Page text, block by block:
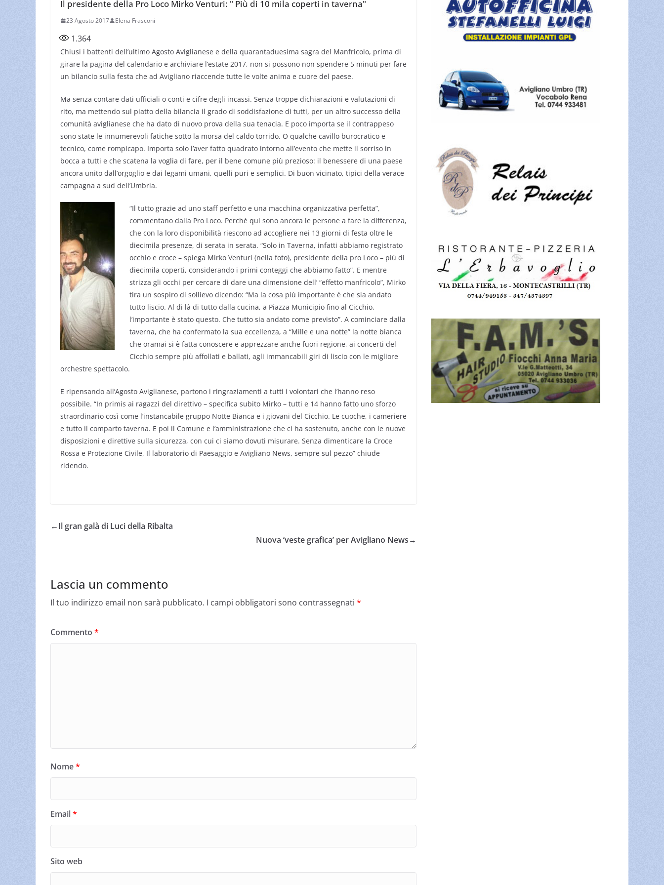
Il presidente della Pro Loco Mirko Venturi: " Più di 10 mila coperti in taverna"
23 Agosto 2017 Elena Frasconi
1.364
Chiusi i battenti dell’ultimo Agosto Aviglianese e della quarantaduesima sagra del Manfricolo, prima di
girare la pagina del calendario e archiviare l’estate 2017, non si possono non spendere 5 minuti per fare
un bilancio sulla festa che ad Avigliano riaccende tutte le volte anima e cuore del paese.
Ma senza contare dati ufficiali o conti e cifre degli incassi. Senza troppe dichiarazioni e valutazioni di
rito, ma mettendo sul piatto della bilancia il grado di soddisfazione di tutti, per un altro successo della
comunità aviglianese che ha dato di nuovo prova della sua tenacia. E poco importa se il contrappeso
sono state le innumerevoli fatiche sotto la morsa del caldo torrido. O qualche cavillo burocratico e
tecnico, come rompicapo. Importa solo l’aver fatto quadrato intorno all’evento che mette il sorriso in
bocca a tutti e che scatena la voglia di fare, per il bene comune più prezioso: il benessere di una paese
ancora unito dall’orgoglio e dai legami umani, quelli puri e semplici. Di buon vicinato, tipici della verace
campagna a sud dell’Umbria.
“Il tutto grazie ad uno staff perfetto e una macchina organizzativa perfetta”,
commentano dalla Pro Loco. Perché qui sono ancora le persone a fare la differenza,
che con la loro disponibilità riescono ad accogliere nei 13 giorni di festa oltre le
diecimila presenze, di serata in serata. “Solo in Taverna, infatti abbiamo registrato
occhio e croce – spiega Mirko Venturi (nella foto), presidente della pro Loco – più di
diecimila coperti, considerando i primi conteggi che abbiamo fatto”. E mentre
strizza gli occhi per cercare di dare una dimensione dell’ “effetto manfricolo”, Mirko
tira un sospiro di sollievo dicendo: “Ma la cosa più importante è che sia andato
tutto liscio. Al di là di tutto dalla cucina, a Piazza Municipio fino al Cicchio,
l’importante è stato questo. Che tutto sia andato come previsto”. A cominciare dalla
taverna, che ha confermato la sua eccellenza, a “Mille e una notte” la notte bianca
che oramai si è fatta conoscere e apprezzare anche fuori regione, ai concerti del
Cicchio sempre più affollati e ballati, agli immancabili giri di liscio con le migliore
orchestre spettacolo.
E ripensando all’Agosto Aviglianese, partono i ringraziamenti a tutti i volontari che l’hanno reso
possibile. “In primis ai ragazzi del direttivo – specifica subito Mirko – tutti e 14 hanno fatto uno sforzo
straordinario così come l’instancabile gruppo Notte Bianca e i giovani del Cicchio. Le cuoche, i cameriere
e tutto il comparto taverna. E poi il Comune e l’amministrazione che ci ha sostenuto, anche con le nuove
disposizioni e direttive sulla sicurezza, con cui ci siamo dovuti misurare. Senza dimenticare la Croce
Rossa e Protezione Civile, Il laboratorio di Paesaggio e Avigliano News, sempre sul pezzo” chiude
ridendo.
←Il gran galà di Luci della Ribalta
Nuova ‘veste grafica’ per Avigliano News→
Lascia un commento
Il tuo indirizzo email non sarà pubblicato. I campi obbligatori sono contrassegnati *
Commento *
Nome*
Email*
Sito web